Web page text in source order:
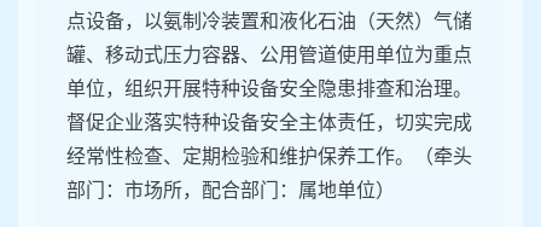
点设备，以氨制冷装置和液化石油（天然）气储
罐、移动式压力容器、公用管道使用单位为重点
单位，组织开展特种设备安全隐患排查和治理。
督促企业落实特种设备安全主体责任，切实完成
经常性检查、定期检验和维护保养工作。（牵头
部门：市场所，配合部门：属地单位）